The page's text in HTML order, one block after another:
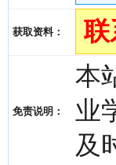
获取资料： 联
免责说明：
本
业
及